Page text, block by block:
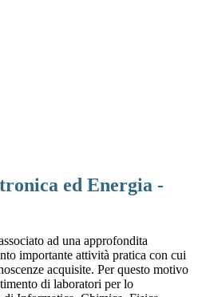
ed Energia -
ad una approfondita
importante attività pratica con cui
acquisite. Per questo motivo
di laboratori per lo